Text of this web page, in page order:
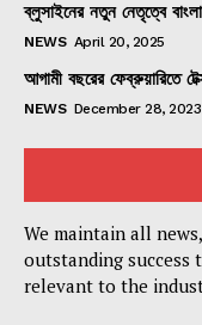
ব্লুসাইনের নতুন নেতৃত্বে
NEWS April 20, 2025
আগামী বছরের ফেব্রুয়ারিতে
NEWS December 28, 2023
We maintain all
outstanding success
relevant to the